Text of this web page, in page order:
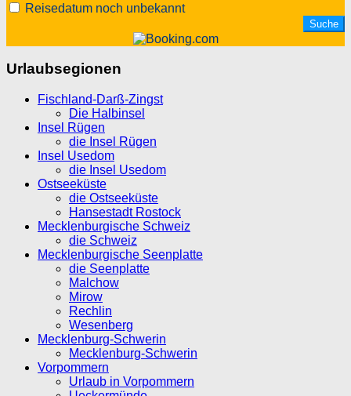
Reisedatum noch unbekannt
Urlaubsegionen
Fischland-Darß-Zingst
Die Halbinsel
Insel Rügen
die Insel Rügen
Insel Usedom
die Insel Usedom
Ostseeküste
die Ostseeküste
Hansestadt Rostock
Mecklenburgische Schweiz
die Schweiz
Mecklenburgische Seenplatte
die Seenplatte
Malchow
Mirow
Rechlin
Wesenberg
Mecklenburg-Schwerin
Mecklenburg-Schwerin
Vorpommern
Urlaub in Vorpommern